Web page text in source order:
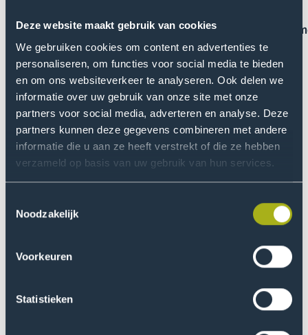
Deze website maakt gebruik van cookies
We gebruiken cookies om content en advertenties te
personaliseren, om functies voor social media te bieden
en om ons websiteverkeer te analyseren. Ook delen we
informatie over uw gebruik van onze site met onze
partners voor social media, adverteren en analyse. Deze
partners kunnen deze gegevens combineren met andere
informatie die u aan ze heeft verstrekt of die ze hebben
verzameld op basis van uw gebruik van hun services.
Noodzakelijk
Voorkeuren
Statistieken
Lees meer Lees
Toon
vorige
slide
Overige ondersteuning
Vertrouwenspersoon